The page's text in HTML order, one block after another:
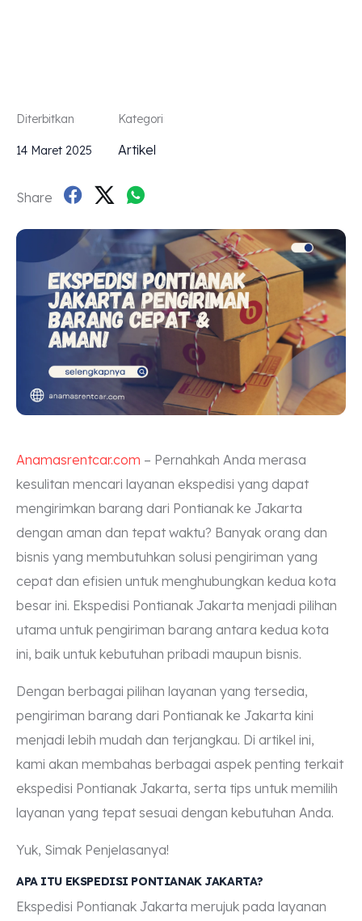
Diterbitkan
14 Maret 2025
Kategori
Artikel
Share
Anamasrentcar.com – Pernahkah Anda merasa
kesulitan mencari layanan ekspedisi yang dapat
mengirimkan barang dari Pontianak ke Jakarta
dengan aman dan tepat waktu? Banyak orang dan
bisnis yang membutuhkan solusi pengiriman yang
cepat dan efisien untuk menghubungkan kedua kota
besar ini. Ekspedisi Pontianak Jakarta menjadi pilihan
utama untuk pengiriman barang antara kedua kota
ini, baik untuk kebutuhan pribadi maupun bisnis.
Dengan berbagai pilihan layanan yang tersedia,
pengiriman barang dari Pontianak ke Jakarta kini
menjadi lebih mudah dan terjangkau. Di artikel ini,
kami akan membahas berbagai aspek penting terkait
ekspedisi Pontianak Jakarta, serta tips untuk memilih
layanan yang tepat sesuai dengan kebutuhan Anda.
Yuk, Simak Penjelasanya!
APA ITU EKSPEDISI PONTIANAK JAKARTA?
Ekspedisi Pontianak Jakarta merujuk pada layanan